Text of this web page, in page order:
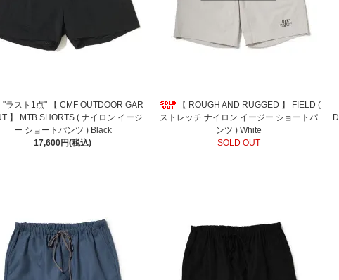
"ラスト1点" 【 CMF OUTDOOR GAR
】 MTB SHORTS ( ナイロン イージ
ー ショートパンツ ) Black
17,600円(税込)
【 ROUGH AND RUGGED 】 FIELD (
ストレッチ ナイロン イージー ショートパ
ンツ ) White
SOLD OUT